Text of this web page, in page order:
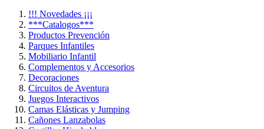
!!! Novedades ¡¡¡
***Catalogos***
Productos Prevención
Parques Infantiles
Mobiliario Infantil
Complementos y Accesorios
Decoraciones
Circuitos de Aventura
Juegos Interactivos
Camas Elásticas y Jumping
Cañones Lanzabolas